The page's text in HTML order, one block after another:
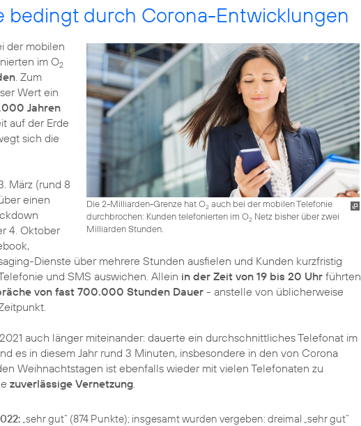
bedingt durch Corona-Entwicklungen
Die 2-Milliarden-Grenze hat O2auch bei der mobilen Telefonie
durchbrochen: Kunden telefonierten im O2Netz bisher über zwei
Milliarden Stunden.
der mobilen
im O2
. Zum
Wert ein
Jahren
auf der Erde
sich die
März (rund 8
einen
4. Oktober
Dienste über mehrere Stunden ausfielen und Kunden kurzfristig
und SMS auswichen. Allein in der Zeit von 19 bis 20 Uhr führten
von fast 700.000 Stunden Dauer - anstelle von üblicherweise
auch länger miteinander: dauerte ein durchschnittliches Telefonat im
es in diesem Jahr rund 3 Minuten, insbesondere in den von Corona
Weihnachtstagen ist ebenfalls wieder mit vielen Telefonaten zu
zuverlässige Vernetzung.
„sehr gut“ (874 Punkte); insgesamt wurden vergeben: dreimal „sehr gut“